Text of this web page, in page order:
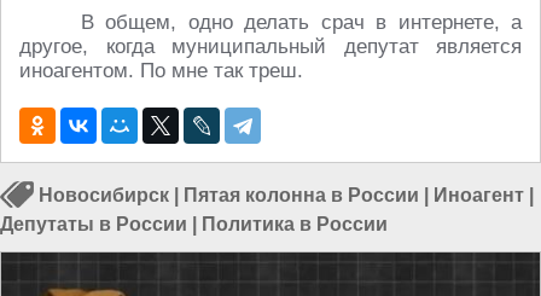
В общем, одно делать срач в интернете, а
другое, когда муниципальный депутат является
иноагентом. По мне так треш.
Новосибирск Пятая колонна в России Иноагент
Депутаты в России
Политика в России